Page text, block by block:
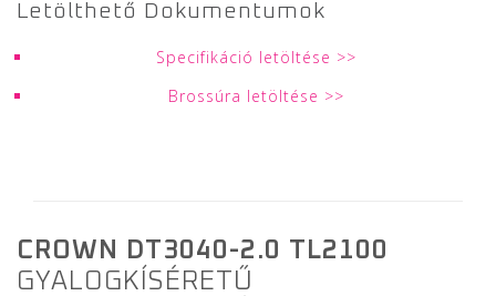
Specifikáció letöltése
Brossúra letöltése
CROWN DT3040-2.0 TL2100
GYALOGKÍSÉRETŰ